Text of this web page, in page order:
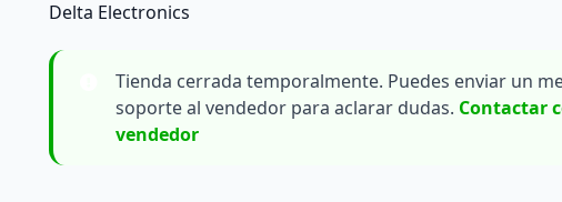
Delta Electronics
Tienda cerrada temporalmente. Puedes enviar un
soporte al vendedor para aclarar dudas. Contactar
vendedor